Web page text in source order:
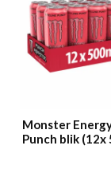
Monster
Punch blik (12x